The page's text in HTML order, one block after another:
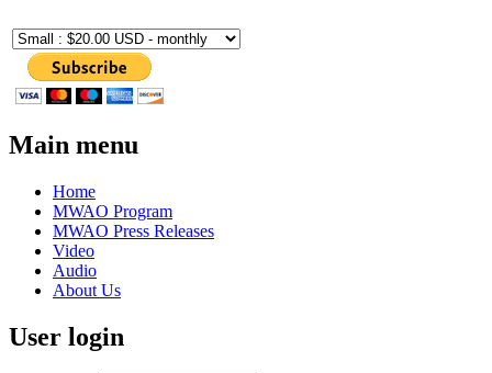
Main menu
Home
MWAO Program
MWAO Press Releases
Video
Audio
About Us
User login